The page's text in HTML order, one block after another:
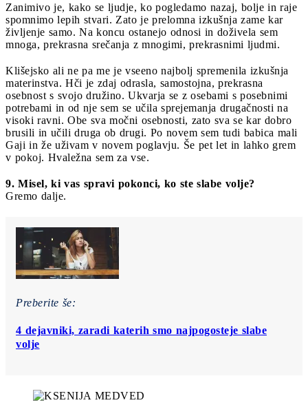
Zanimivo je, kako se ljudje, ko pogledamo nazaj, bolje in raje
spomnimo lepih stvari. Zato je prelomna izkušnja zame kar
življenje samo. Na koncu ostanejo odnosi in doživela sem
mnoga, prekrasna srečanja z mnogimi, prekrasnimi ljudmi.
Klišejsko ali ne pa me je vseeno najbolj spremenila izkušnja
materinstva. Hči je zdaj odrasla, samostojna, prekrasna
osebnost s svojo družino. Ukvarja se z osebami s posebnimi
potrebami in od nje sem se učila sprejemanja drugačnosti na
visoki ravni. Obe sva močni osebnosti, zato sva se kar dobro
brusili in učili druga ob drugi. Po novem sem tudi babica mali
Gaji in že uživam v novem poglavju. Še pet let in lahko grem
v pokoj. Hvaležna sem za vse.
9. Misel, ki vas spravi pokonci, ko ste slabe volje?
Gremo dalje.
Preberite še:
4 dejavniki, zaradi katerih smo najpogosteje slabe
volje